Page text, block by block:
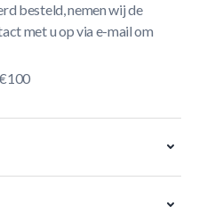
besteld, nemen wij de
met u op via e-mail om